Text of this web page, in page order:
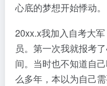
心底的梦想开始悸动。
20xx.x我加入自考大
员。第一次我就报考
间。当时也不知道自
么多年，本以为自己